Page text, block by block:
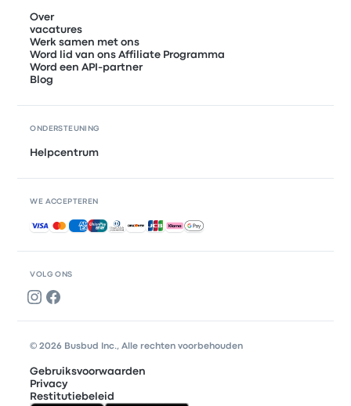
VOLG ONS
Over
vacatures
Werk samen met ons
Word lid van ons Affiliate Programma
Word een API-partner
Blog
ONDERSTEUNING
Helpcentrum
WE ACCEPTEREN
Geaccepteerde betalingen
© 2026 Busbud Inc., Alle rechten voorbehouden
Gebruiksvoorwaarden
Privacy
Restitutiebeleid